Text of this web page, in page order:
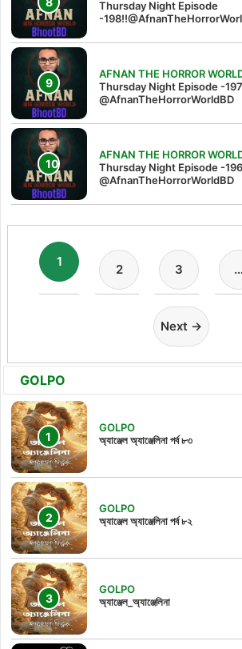
Thursday Night Episode
-
AFNAN THE HORROR
Thursday Night Episode -
@AfnanTheHorrorWorldBD‬
AFNAN THE HORROR
Thursday Night Episode -
@AfnanTheHorrorWorldBD
1
2 3 …
Next →
GOLPO
GOLPO
অ্যাঞ্জেল অ্যাঞ্জেলিনা পর্ব ৮৩
GOLPO
অ্যাঞ্জেল অ্যাঞ্জেলিনা পর্ব ৮২
GOLPO
অ্যাঞ্জেল_অ্যাঞ্জেলিনা